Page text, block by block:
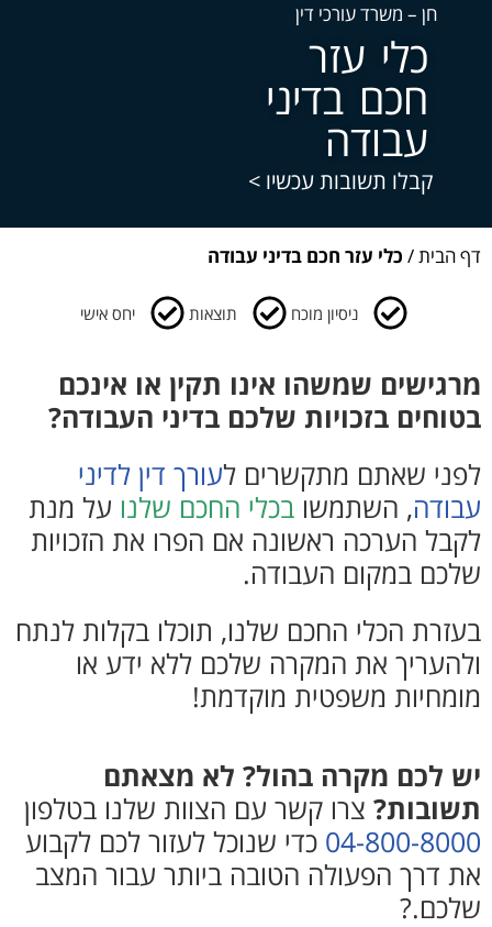
צרו קשר
כלי עזר
חכם בדיני
עבודה
קבלו תשובות עכשיו >
חן – משרד עורכי דין
דף הבית/ כלי עזר חכם בדיני עבודה
ניסיון מוכח תוצאות יחס אישי
מרגישים שמשהו אינו תקין או אינכם
בטוחים בזכויות שלכם בדיני העבודה?
לפני שאתם מתקשרים לעורך דין לדיני
עבודה, השתמשו בכלי החכם שלנו על מנת
לקבל הערכה ראשונה אם הפרו את הזכויות
שלכם במקום העבודה.
בעזרת הכלי החכם שלנו, תוכלו בקלות לנתח
ולהעריך את המקרה שלכם ללא ידע או
מומחיות משפטית מוקדמת!
יש לכם מקרה בהול? לא מצאתם
תשובות? צרו קשר עם הצוות שלנו בטלפון
04-800-8000 כדי שנוכל לעזור לכם לקבוע
את דרך הפעולה הטובה ביותר עבור המצב
שלכם.?